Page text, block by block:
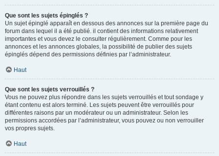
Que sont les sujets épinglés ?
Un sujet épinglé apparaît en dessous des annonces sur la première page du
forum dans lequel il a été publié. il contient des informations relativement
importantes et vous devez le consulter régulièrement. Comme pour les
annonces et les annonces globales, la possibilité de publier des sujets
épinglés dépend des permissions définies par l’administrateur.
Haut
Que sont les sujets verrouillés ?
Vous ne pouvez plus répondre dans les sujets verrouillés et tout sondage y
étant contenu est alors terminé. Les sujets peuvent être verrouillés pour
différentes raisons par un modérateur ou un administrateur. Selon les
permissions accordées par l’administrateur, vous pouvez ou non verrouiller
vos propres sujets.
Haut